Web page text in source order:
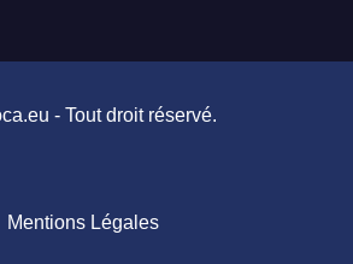
- Tout droit réservé.
Mentions Légales